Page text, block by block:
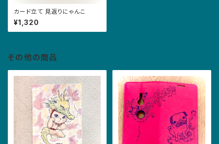
カード立て 見返りにゃんこ
¥1,320
その他の商品